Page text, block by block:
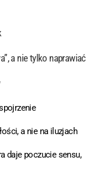
a nie tylko naprawiać
a nie na iluzjach
daje poczucie sensu,